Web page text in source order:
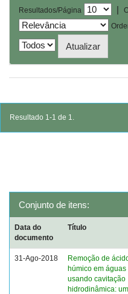
Resultados/Página |
Resultado 1-1 de 1.
Conjunto de itens:
Data do
documento
Título
31-Ago-2018
Remoção de
húmico em águas
usando cavitação
hidrodinâmica: